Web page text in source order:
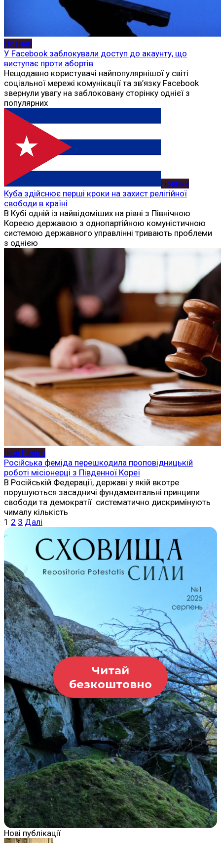
Новини
У Facebook заблокували доступ до акаунту, що
виступає проти абортів
Нещодавно користувачі найпопулярнішої у світі
соціальної мережі комунікації та зв’язку Facebook
звернули увагу на заблоковану сторінку однієї з
популярних
Новини
Куба здійснює перші кроки на захист релігійної
свободи в країні
В Кубі одній із найвідоміших на рівні з Північною
Кореєю державою з однопартійною комуністичною
системою державного управлінні тривають проблеми
з однією
Інші Релігії
Російська феміда перешкодила проповідницькій
роботі місіонерці з Південної Кореї
В Російській Федерації, державі у якій вкотре
порушуються засадничі фундаментальні принципи
свободи та демократії систематично дискримінують
чималу кількість
Пагінація
записів
1 2 3 Далі
Читай
безкоштовно
Нові публікації